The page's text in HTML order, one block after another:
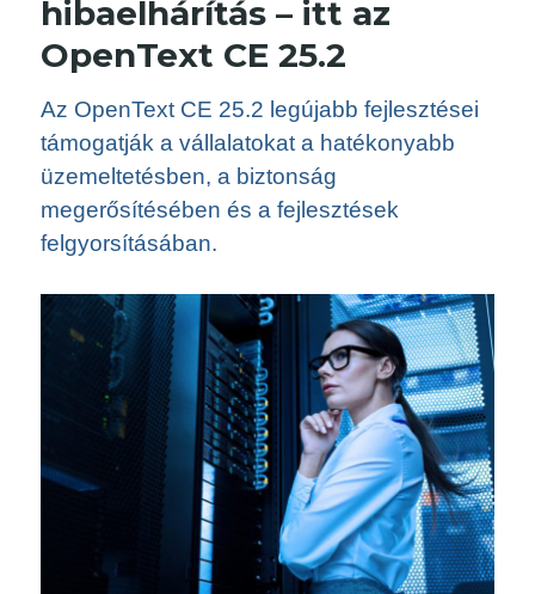
hibaelhárítás – itt az
OpenText CE 25.2
Az OpenText CE 25.2 legújabb fejlesztései
támogatják a vállalatokat a hatékonyabb
üzemeltetésben, a biztonság
megerősítésében és a fejlesztések
felgyorsításában.